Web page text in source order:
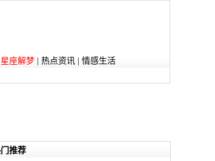
星座解梦| 热点资讯| 情感生活
推荐